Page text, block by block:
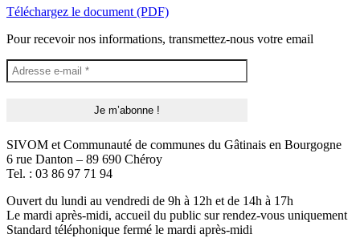
Téléchargez le document (PDF)
Pour recevoir nos informations, transmettez-nous votre email
SIVOM et Communauté de communes du Gâtinais en Bourgogne
6 rue Danton – 89 690 Chéroy
Tel. : 03 86 97 71 94
Ouvert du lundi au vendredi de 9h à 12h et de 14h à 17h
Le mardi après-midi, accueil du public sur rendez-vous uniquement
Standard téléphonique fermé le mardi après-midi